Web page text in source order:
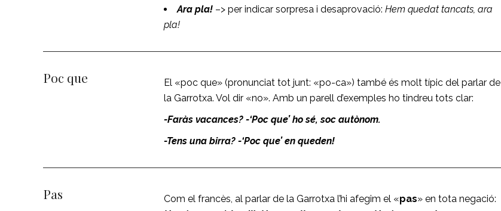
Ara pla! –> per indicar sorpresa i desaprovació:Hem quedat tancats, ara
pla!
Poc que
El «poc que» (pronunciat tot junt: «po-ca») també és molt típic del parlar de
la Garrotxa. Vol dir «no». Amb un parell d’exemples ho tindreu tots clar:
-Faràs vacances?-‘Poc que’ ho sé, soc autònom.
-Tens una birra?-‘Poc que’ en queden!
Pas Com el francès, al parlar de la Garrotxa l’hi afegim el «pas» en tota negació: